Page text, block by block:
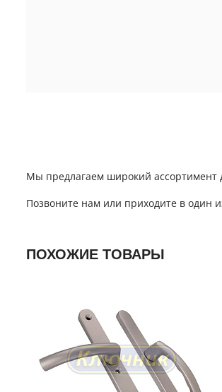
Мы предлагаем широкий ассортимент
Позвоните нам или приходите в один
ПОХОЖИЕ ТОВАРЫ